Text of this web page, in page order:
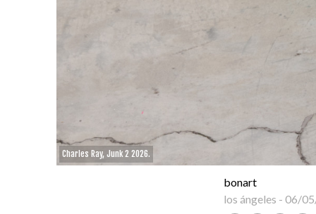
Charles Ray, Junk 2 2026.
bonart
los ángeles - 06/